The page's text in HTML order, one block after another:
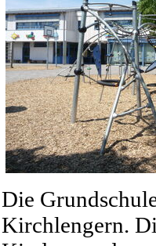
Die
Kirchlengern.